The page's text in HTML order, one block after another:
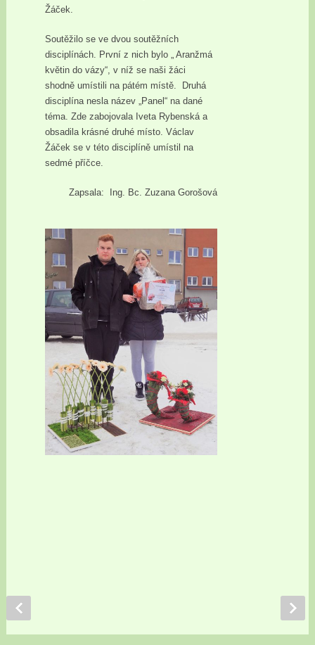
Žáček.
Soutěžilo se ve dvou soutěžních
disciplínách. První z nich bylo „ Aranžmá
květin do vázy“, v níž se naši žáci
shodně umístili na pátém místě. Druhá
disciplína nesla název „Panel“ na dané
téma. Zde zabojovala Iveta Rybenská a
obsadila krásné druhé místo. Václav
Žáček se v této disciplíně umístil na
sedmé příčce.
Zapsala: Ing. Bc. Zuzana Gorošová